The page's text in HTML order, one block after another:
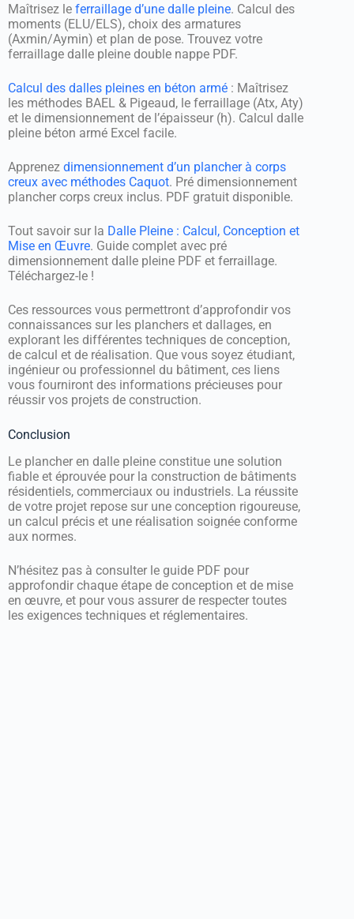
Maîtrisez le ferraillage d’une dalle pleine. Calcul des
moments (ELU/ELS), choix des armatures
(Axmin/Aymin) et plan de pose. Trouvez votre
ferraillage dalle pleine double nappe PDF.
Calcul des dalles pleines en béton armé : Maîtrisez
les méthodes BAEL & Pigeaud, le ferraillage (Atx, Aty)
et le dimensionnement de l’épaisseur (h). Calcul dalle
pleine béton armé Excel facile.
Apprenez dimensionnement d’un plancher à corps
creux avec méthodes Caquot. Pré dimensionnement
plancher corps creux inclus. PDF gratuit disponible.
Tout savoir sur la Dalle Pleine : Calcul, Conception et
Mise en Œuvre. Guide complet avec pré
dimensionnement dalle pleine PDF et ferraillage.
Téléchargez-le !
Ces ressources vous permettront d’approfondir vos
connaissances sur les planchers et dallages, en
explorant les différentes techniques de conception,
de calcul et de réalisation. Que vous soyez étudiant,
ingénieur ou professionnel du bâtiment, ces liens
vous fourniront des informations précieuses pour
réussir vos projets de construction.
Conclusion
Le plancher en dalle pleine constitue une solution
fiable et éprouvée pour la construction de bâtiments
résidentiels, commerciaux ou industriels. La réussite
de votre projet repose sur une conception rigoureuse,
un calcul précis et une réalisation soignée conforme
aux normes.
N’hésitez pas à consulter le guide PDF pour
approfondir chaque étape de conception et de mise
en œuvre, et pour vous assurer de respecter toutes
les exigences techniques et réglementaires.